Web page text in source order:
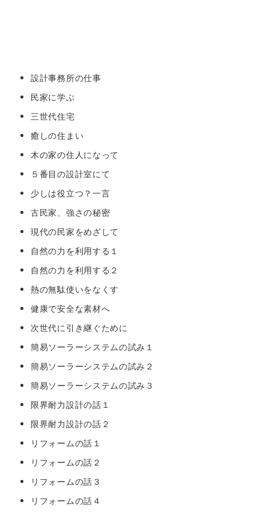
設計事務所の仕事
民家に学ぶ
三世代住宅
癒しの住まい
木の家の住人になって
５番目の設計室にて
少しは役立つ？一言
古民家、強さの秘密
現代の民家をめざして
自然の力を利用する１
自然の力を利用する２
熱の無駄使いをなくす
健康で安全な素材へ
次世代に引き継ぐために
簡易ソーラーシステムの試み１
簡易ソーラーシステムの試み２
簡易ソーラーシステムの試み３
限界耐力設計の話１
限界耐力設計の話２
リフォームの話１
リフォームの話２
リフォームの話３
リフォームの話４